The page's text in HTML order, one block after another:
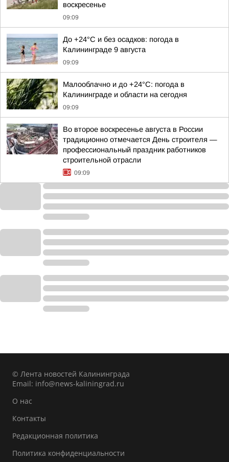
воскресенье
09:09
До +24°С и без осадков: погода в
Калининграде 9 августа
09:09
Малооблачно и до +24°С: погода в
Калининграде и области на сегодня
09:09
Во второе воскресенье августа в России
традиционно отмечается День строителя —
профессиональный праздник работников
строительной отрасли
09:09
© Лента новостей Калининграда
Email: info@news-kaliningrad.ru
О нас
Контакты
Редакционная политика
Политика конфиденциальности